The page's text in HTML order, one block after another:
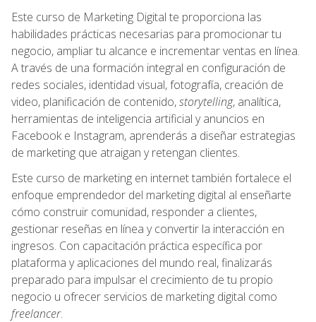
Este curso de Marketing Digital te proporciona las
habilidades prácticas necesarias para promocionar tu
negocio, ampliar tu alcance e incrementar ventas en línea.
A través de una formación integral en configuración de
redes sociales, identidad visual, fotografía, creación de
video, planificación de contenido,storytelling, analítica,
herramientas de inteligencia artificial y anuncios en
Facebook e Instagram, aprenderás a diseñar estrategias
de marketing que atraigan y retengan clientes.
Este curso de marketing en internet también fortalece el
enfoque emprendedor del marketing digital al enseñarte
cómo construir comunidad, responder a clientes,
gestionar reseñas en línea y convertir la interacción en
ingresos. Con capacitación práctica específica por
plataforma y aplicaciones del mundo real, finalizarás
preparado para impulsar el crecimiento de tu propio
negocio u ofrecer servicios de marketing digital como
freelancer.